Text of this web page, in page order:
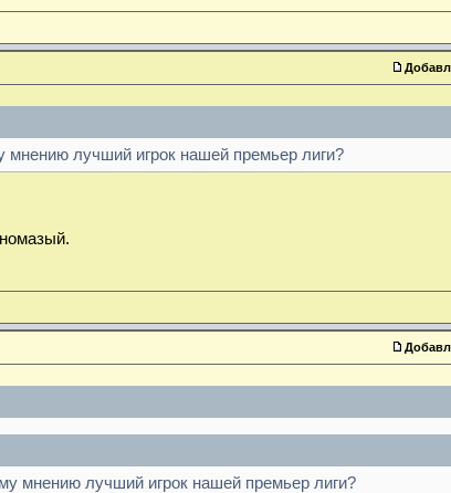
мнению лучший игрок нашей премьер лиги?
мнению лучший игрок нашей премьер лиги?